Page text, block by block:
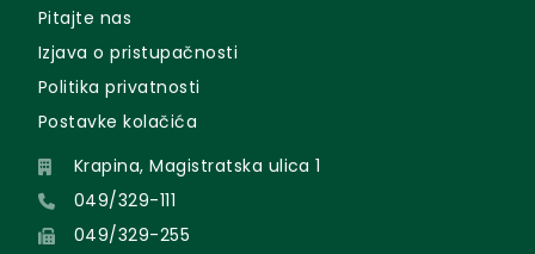
Pitajte nas
Izjava o pristupačnosti
Politika privatnosti
Postavke kolačića
Krapina, Magistratska ulica 1
049/329-111
049/329-255